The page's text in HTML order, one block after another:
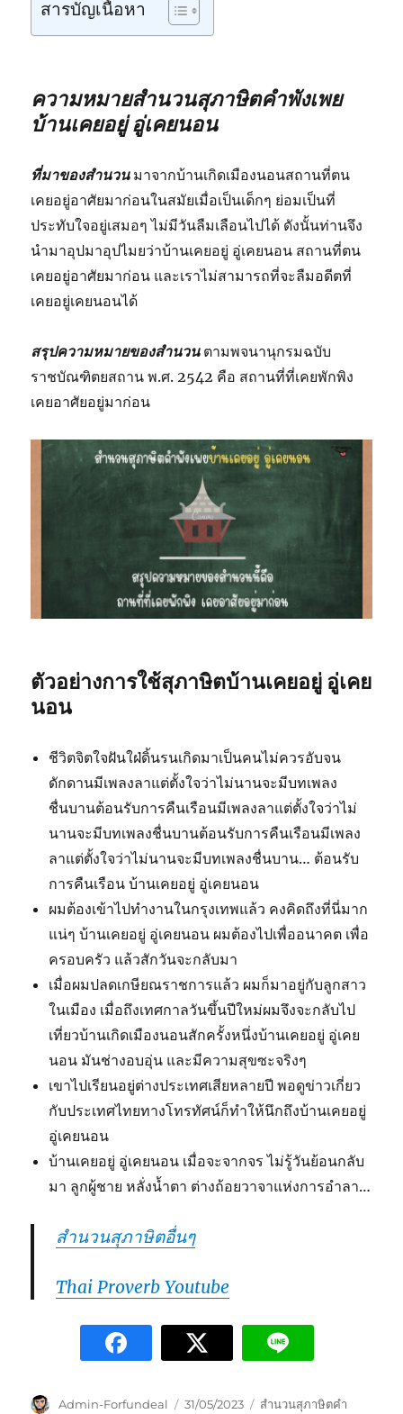
สารบัญเนื้อหา
ความหมายสำนวนสุภาษิตคำพังเพย
บ้านเคยอยู่ อู่เคยนอน
ที่มาของสำนวนมาจากบ้านเกิดเมืองนอนสถานที่ตน
เคยอยู่อาศัยมาก่อนในสมัยเมื่อเป็นเด็กๆ ย่อมเป็นที่
ประทับใจอยู่เสมอๆ ไม่มีวันลืมเลือนไปได้ ดังนั้นท่านจึง
นำมาอุปมาอุปไมยว่าบ้านเคยอยู่ อู่เคยนอน สถานที่ตน
เคยอยู่อาศัยมาก่อน และเราไม่สามารถที่จะลืมอดีตที่
เคยอยู่เคยนอนได้
สรุปความหมายของสำนวนตามพจนานุกรมฉบับ
ราชบัณฑิตยสถาน พ.ศ. 2542 คือ สถานที่ที่เคยพักพิง
เคยอาศัยอยู่มาก่อน
ตัวอย่างการใช้สุภาษิตบ้านเคยอยู่ อู่เคย
นอน
ชีวิตจิตใจฝันใฝ่ดิ้นรนเกิดมาเป็นคนไม่ควรอับจน
ดักดานมีเพลงลาแต่ตั้งใจว่าไม่นานจะมีบทเพลง
ชื่นบานต้อนรับการคืนเรือนมีเพลงลาแต่ตั้งใจว่าไม่
นานจะมีบทเพลงชื่นบานต้อนรับการคืนเรือนมีเพลง
ลาแต่ตั้งใจว่าไม่นานจะมีบทเพลงชื่นบาน… ต้อนรับ
การคืนเรือน บ้านเคยอยู่ อู่เคยนอน
ผมต้องเข้าไปทำงานในกรุงเทพแล้ว คงคิดถึงที่นี่มาก
แน่ๆ บ้านเคยอยู่ อู่เคยนอน ผมต้องไปเพื่ออนาคต เพื่อ
ครอบครัว แล้วสักวันจะกลับมา
เมื่อผมปลดเกษียณราชการแล้ว ผมก็มาอยู่กับลูกสาว
ในเมือง เมื่อถึงเทศกาลวันขึ้นปีใหม่ผมจึงจะกลับไป
เที่ยวบ้านเกิดเมืองนอนสักครั้งหนึ่งบ้านเคยอยู่ อู่เคย
นอน มันช่างอบอุ่น และมีความสุขซะจริงๆ
เขาไปเรียนอยู่ต่างประเทศเสียหลายปี พอดูข่าวเกี่ยว
กับประเทศไทยทางโทรทัศน์ก็ทำให้นึกถึงบ้านเคยอยู่
อู่เคยนอน
บ้านเคยอยู่ อู่เคยนอน เมื่อจะจากจร ไม่รู้วันย้อนกลับ
มา ลูกผู้ชาย หลั่งน้ำตา ต่างถ้อยวาจาแห่งการอำลา…
สำนวนสุภาษิตอื่นๆ
Thai Proverb Youtube
Admin-Forfundeal 31/05/2023
สำนวนสุภาษิตคำ